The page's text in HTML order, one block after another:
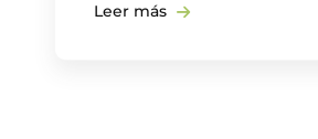
Leer más